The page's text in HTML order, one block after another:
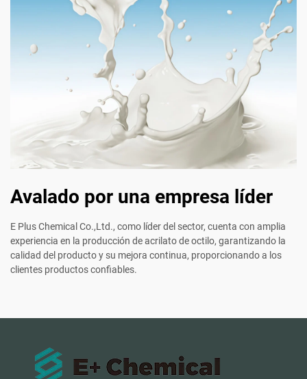
Avalado por una empresa líder
E Plus Chemical Co.,Ltd., como líder del sector, cuenta con amplia
experiencia en la producción de acrilato de octilo, garantizando la
calidad del producto y su mejora continua, proporcionando a los
clientes productos confiables.